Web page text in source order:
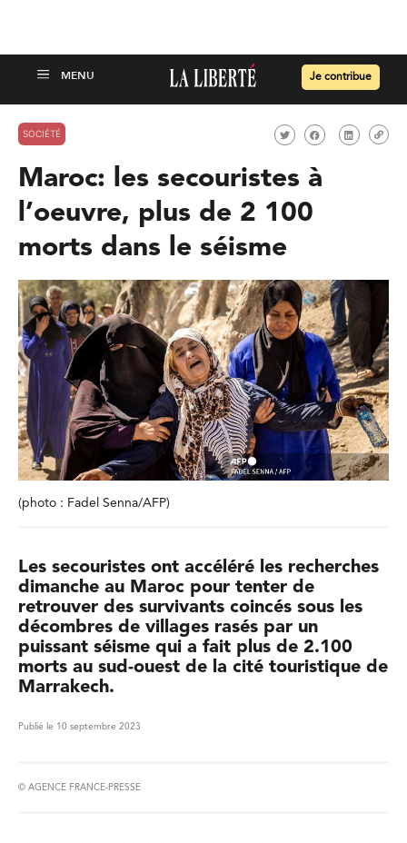
Je contribue
SOCIÉTÉ
Maroc: les secouristes à
l’oeuvre, plus de 2 100
morts dans le séisme
(photo : Fadel Senna/AFP)
Les secouristes ont accéléré les recherches
dimanche au Maroc pour tenter de
retrouver des survivants coincés sous les
décombres de villages rasés par un
puissant séisme qui a fait plus de 2.100
morts au sud-ouest de la cité touristique de
Marrakech.
Publié le 10 septembre 2023
© AGENCE FRANCE-PRESSE